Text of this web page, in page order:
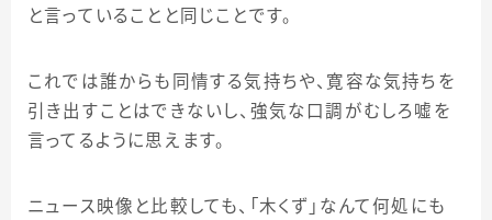
と言っていることと同じことです。
これでは誰からも同情する気持ちや、寛容な気持ちを
引き出すことはできないし、強気な口調がむしろ噓を
言ってるように思えます。
ニュース映像と比較しても、「木くず」なんて何処にも